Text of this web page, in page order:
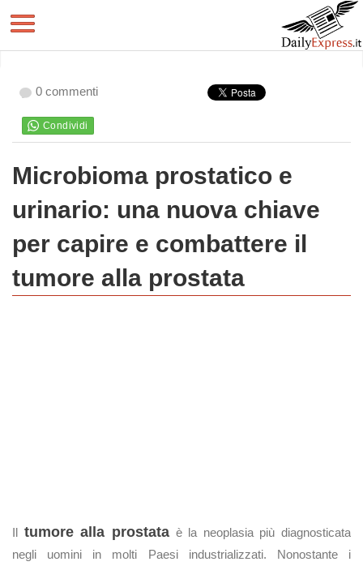
0 commenti
Microbioma prostatico e
urinario: una nuova chiave
per capire e combattere il
tumore alla prostata
Il tumore alla prostataè la neoplasia più diagnosticata
negli uomini in molti Paesi industrializzati. Nonostante i